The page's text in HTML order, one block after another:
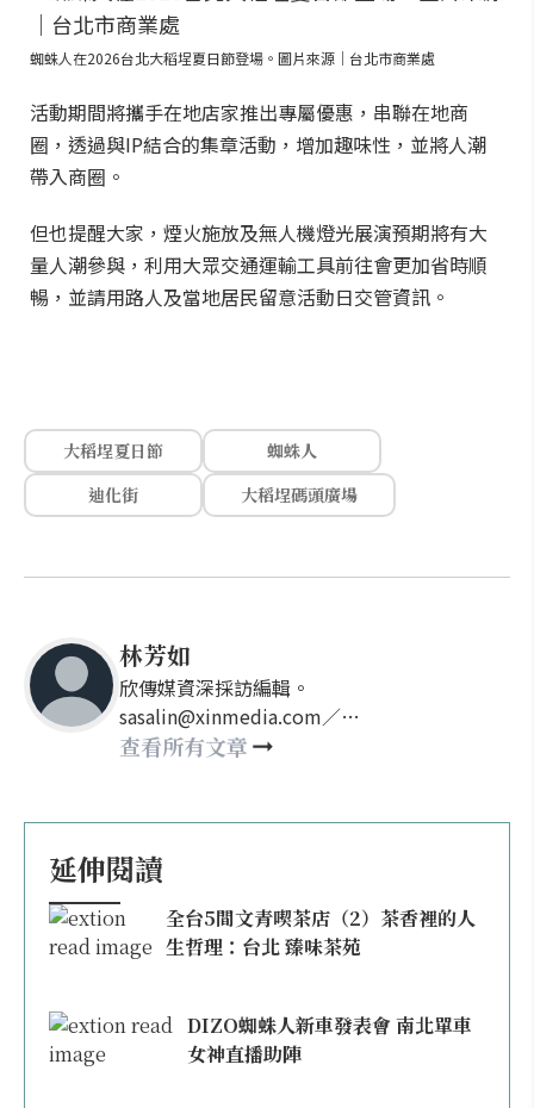
蜘蛛人在2026台北大稻埕夏日節登場。圖片來源｜台北市商業處
活動期間將攜手在地店家推出專屬優惠，串聯在地商
圈，透過與IP結合的集章活動，增加趣味性，並將人潮
帶入商圈。
但也提醒大家，煙火施放及無人機燈光展演預期將有大
量人潮參與，利用大眾交通運輸工具前往會更加省時順
暢，並請用路人及當地居民留意活動日交管資訊。
大稻埕夏日節
蜘蛛人
迪化街
大稻埕碼頭廣場
林芳如
欣傳媒資深採訪編輯。
sasalin@xinmedia.com／
happy21917@gmail.com
查看所有文章
延伸閱讀
全台5間文青喫茶店（2）茶香裡的人
生哲理：台北 臻味茶苑
DIZO蜘蛛人新車發表會 南北單車
女神直播助陣